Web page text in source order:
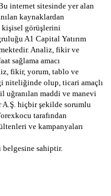
internet sitesinde yer alan
kaynaklardan
kişisel görüşlerini
A1 Capital Yatırım
Analiz, fikir ve
sağlama amacı
fikir, yorum, tablo ve
niteliğinde olup, ticari amaçlı
uğranılan maddi ve manevi
A.Ş. hiçbir şekilde sorumlu
tarafından
ve kampanyaları
belgesine sahiptir.